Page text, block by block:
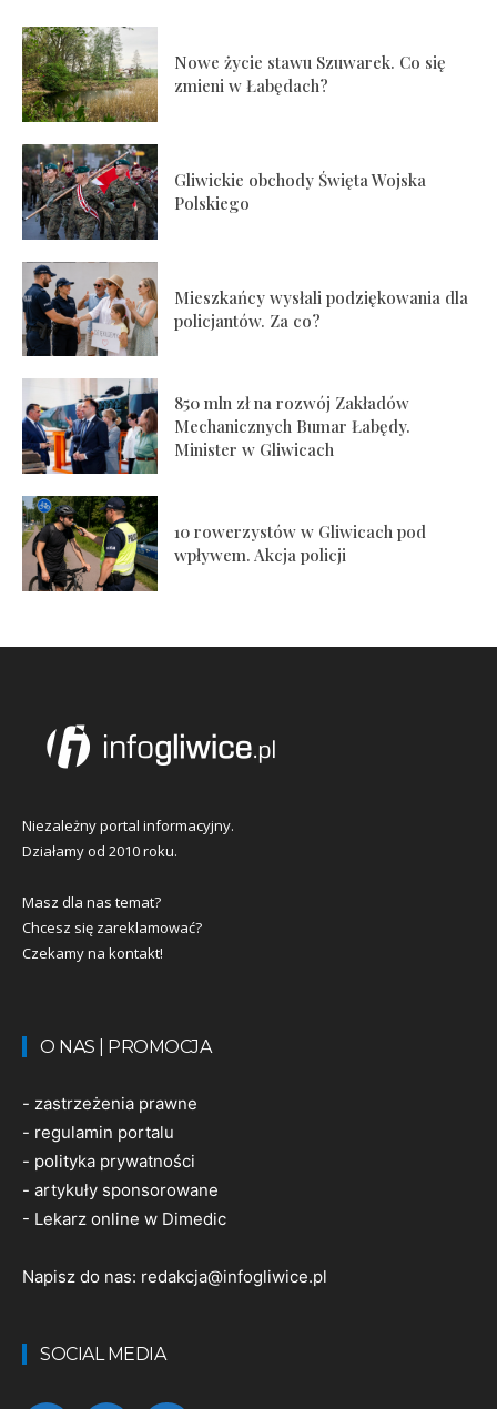
Nowe życie stawu Szuwarek. Co się
zmieni w Łabędach?
Gliwickie obchody Święta Wojska
Polskiego
Mieszkańcy wysłali podziękowania dla
policjantów. Za co?
850 mln zł na rozwój Zakładów
Mechanicznych Bumar Łabędy.
Minister w Gliwicach
10 rowerzystów w Gliwicach pod
wpływem. Akcja policji
Niezależny portal informacyjny.
Działamy od 2010 roku.
Masz dla nas temat?
Chcesz się zareklamować?
Czekamy na kontakt!
O NAS | PROMOCJA
- zastrzeżenia prawne
- regulamin portalu
- polityka prywatności
- artykuły sponsorowane
- Lekarz online w Dimedic
Napisz do nas: redakcja@infogliwice.pl
SOCIAL MEDIA